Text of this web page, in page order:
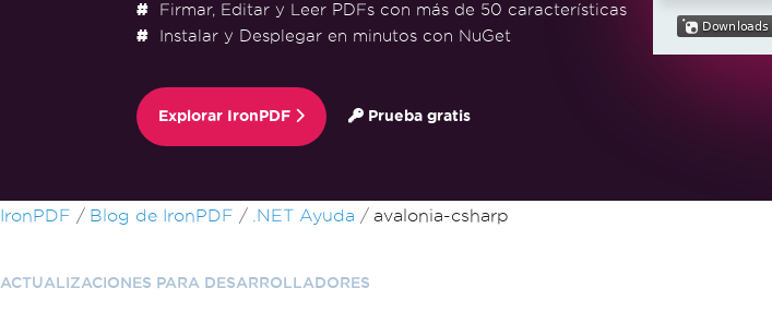
Firmar, Editar y Leer PDFs con más de 50 características
Instalar y Desplegar en minutos con NuGet
Explorar IronPDF Prueba gratis
// Load
// An
Saltar al pie de página
IronPDF Blog de IronPDF .NET Ayuda avalonia-csharp
ACTUALIZACIONES PARA DESARROLLADORES